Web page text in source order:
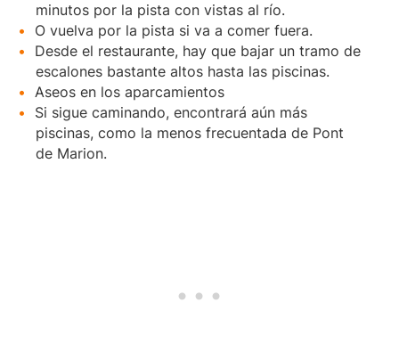
minutos por la pista con vistas al río.
O vuelva por la pista si va a comer fuera.
Desde el restaurante, hay que bajar un tramo de
escalones bastante altos hasta las piscinas.
Aseos en los aparcamientos
Si sigue caminando, encontrará aún más
piscinas, como la menos frecuentada de Pont
de Marion.